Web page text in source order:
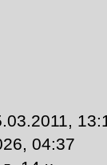
04:37